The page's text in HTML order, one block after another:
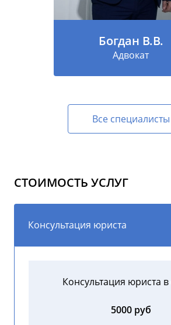
Богдан В.В.
Адвокат
Все специалисты
СТОИМОСТЬ УСЛУГ
Консультация юриста
Консультация юриста
5000 руб